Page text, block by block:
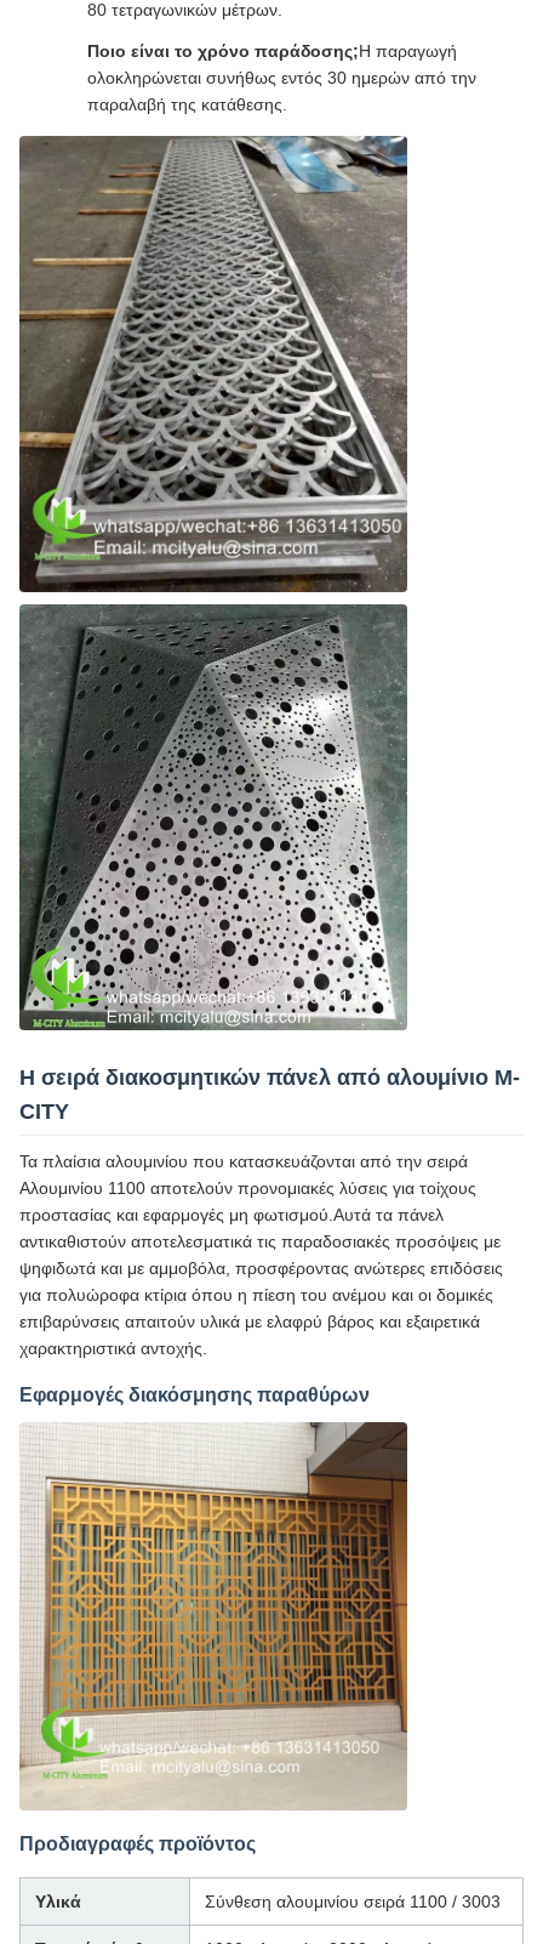
80 τετραγωνικών μέτρων.
Ποιο είναι το χρόνο παράδοσης;Η παραγωγή
ολοκληρώνεται συνήθως εντός 30 ημερών από την
παραλαβή της κατάθεσης.
Η σειρά διακοσμητικών πάνελ από αλουμίνιο M-
CITY
Τα πλαίσια αλουμινίου που κατασκευάζονται από την σειρά
Αλουμινίου 1100 αποτελούν προνομιακές λύσεις για τοίχους
προστασίας και εφαρμογές μη φωτισμού.Αυτά τα πάνελ
αντικαθιστούν αποτελεσματικά τις παραδοσιακές προσόψεις με
ψηφιδωτά και με αμμοβόλα, προσφέροντας ανώτερες επιδόσεις
για πολυώροφα κτίρια όπου η πίεση του ανέμου και οι δομικές
επιβαρύνσεις απαιτούν υλικά με ελαφρύ βάρος και εξαιρετικά
χαρακτηριστικά αντοχής.
Εφαρμογές διακόσμησης παραθύρων
Προδιαγραφές προϊόντος
Υλικά Σύνθεση αλουμινίου σειρά 1100 / 3003